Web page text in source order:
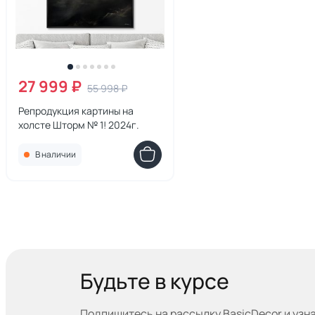
27 999 ₽ 55 998 ₽
Репродукция картины на
холсте Шторм № 1! 2024г.
В наличии
Будьте в курсе